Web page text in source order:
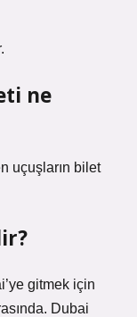
ne
uçuşların bilet
gitmek için
Dubai